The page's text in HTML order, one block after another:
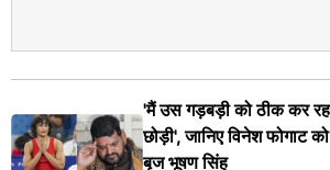
'मैं उस गड़बड़ी को ठीक कर
छोड़ी', जानिए विनेश फोगाट
बृज भूषण सिंह